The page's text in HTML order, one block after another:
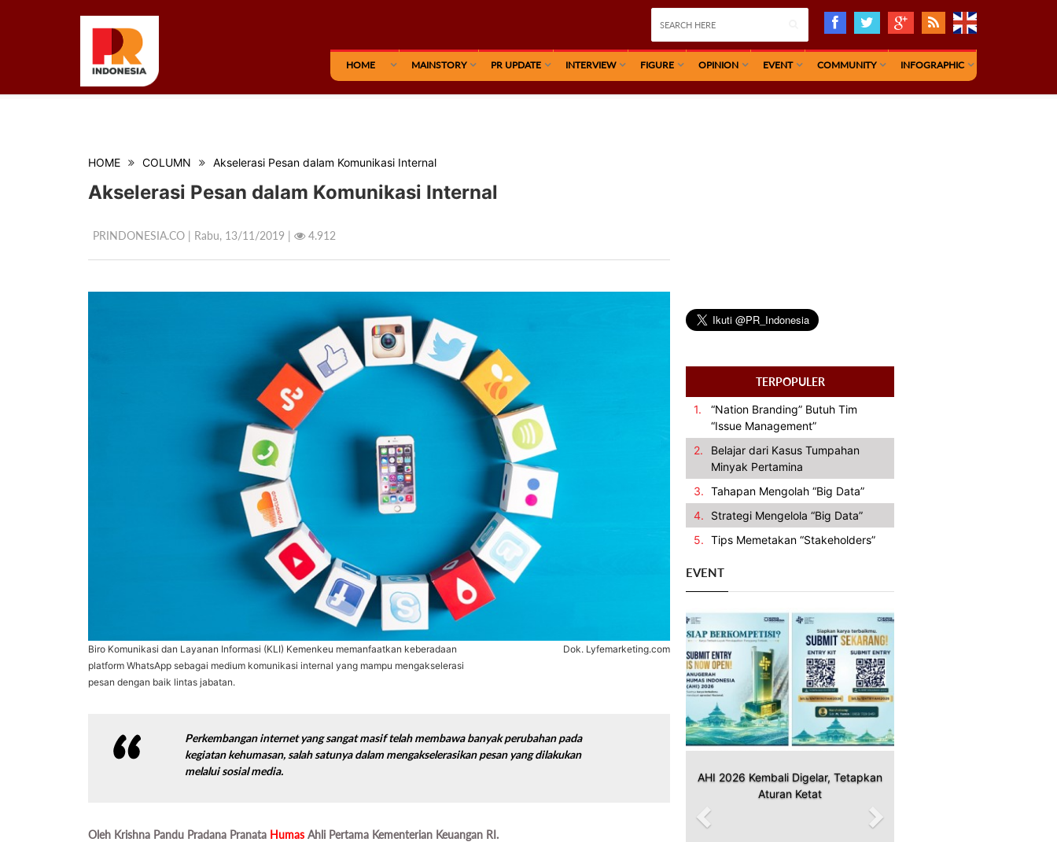
HOME MAINSTORY PR UPDATE INTERVIEW FIGURE OPINION EVENT COMMUNITY INFOGRAPHIC
HOME COLUMN Akselerasi Pesan dalam Komunikasi Internal
Akselerasi Pesan dalam Komunikasi Internal
PRINDONESIA.CO | Rabu, 13/11/2019 | 4.912
Biro Komunikasi dan Layanan Informasi (KLI) Kemenkeu memanfaatkan keberadaan
platform WhatsApp sebagai medium komunikasi internal yang mampu mengakselerasi
pesan dengan baik lintas jabatan.
Dok. Lyfemarketing.com
Perkembangan internet yang sangat masif telah membawa banyak perubahan pada
kegiatan kehumasan, salah satunya dalam mengakselerasikan pesan yang dilakukan
melalui sosial media.
Oleh Krishna Pandu Pradana Pranata Humas Ahli Pertama Kementerian Keuangan RI.
TERPOPULER
1.
“Nation Branding” Butuh Tim
“Issue Management”
2.
Belajar dari Kasus Tumpahan
Minyak Pertamina
3. Tahapan Mengolah “Big Data”
4.
Strategi Mengelola “Big Data”
5. Tips Memetakan “Stakeholders”
EVENT
AHI 2026 Kembali Digelar, Tetapkan
Aturan Ketat
Previous Next